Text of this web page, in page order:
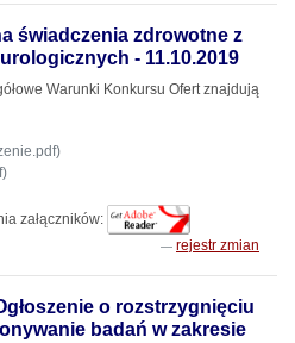
świadczenia zdrowotne z
- 11.10.2019
Warunki Konkursu Ofert znajdują
załączników:
rejestr zmian
o rozstrzygnięciu
badań w zakresie